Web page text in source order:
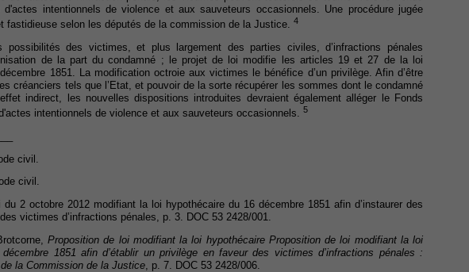
d'actes intentionnels de violence et aux sauveteurs occasionnels. Une procédure jugée
fastidieuse selon les députés de la commission de la Justice.
4
possibilités des victimes, et plus largement des parties civiles, d’infractions pénales
de la part du condamné ; le projet de loi modifie les articles 19 et 27 de la loi
1851. La modification octroie aux victimes le bénéfice d’un privilège. Afin d’être
créanciers tels que l’Etat, et pouvoir de la sorte récupérer les sommes dont le condamné
indirect, les nouvelles dispositions introduites devraient également alléger le Fonds
intentionnels de violence et aux sauveteurs occasionnels.
5
civil.
civil.
2 octobre 2012 modifiant la loi hypothécaire du 16 décembre 1851 afin d’instaurer des
victimes d’infractions pénales, p. 3. DOC 53 2428/001.
Proposition de loi modifiant la loi hypothécaire Proposition de loi modifiant la loi
1851 afin d’établir un privilège en faveur des victimes d’infractions pénales :
la Commission de la Justice , p. 7. DOC 53 2428/006.